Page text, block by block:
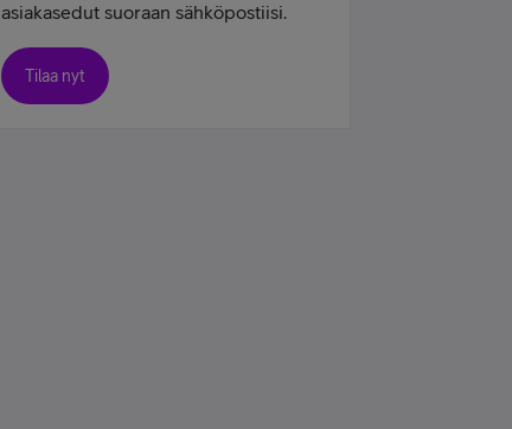
asiakasedut suoraan sähköpostiisi.
Tilaa nyt